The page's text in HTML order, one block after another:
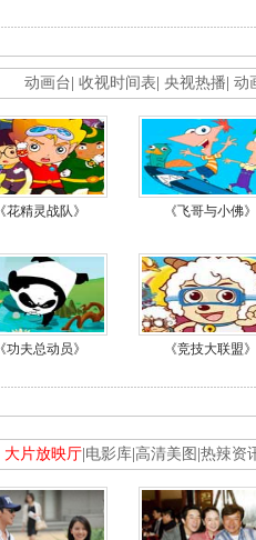
动画台 收视时间表 央视热播 动
《花精灵战队》 《飞哥与小佛》
《功夫总动员》 《竞技大联盟》
大片放映厅 电影库 高清美图 热辣资